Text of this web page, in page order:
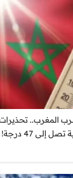
المغرب..
إلى 47 درجة!